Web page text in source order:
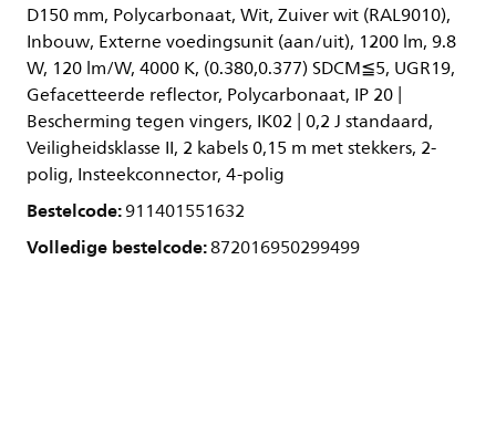
D150 mm, Polycarbonaat, Wit, Zuiver wit (RAL9010),
Inbouw, Externe voedingsunit (aan/uit), 1200 lm, 9.8
W, 120 lm/W, 4000 K, (0.380,0.377) SDCM≦5, UGR19,
Gefacetteerde reflector, Polycarbonaat, IP 20 |
Bescherming tegen vingers, IK02 | 0,2 J standaard,
Veiligheidsklasse II, 2 kabels 0,15 m met stekkers, 2-
polig, Insteekconnector, 4-polig
Bestelcode:911401551632
Volledige bestelcode:872016950299499